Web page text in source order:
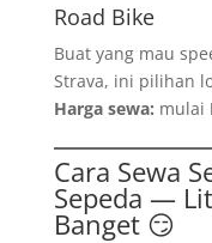
Road Bike
Buat yang mau
Strava, ini pilihan
Harga sewa: mulai
Cara Sewa
Sepeda —
Banget 😏